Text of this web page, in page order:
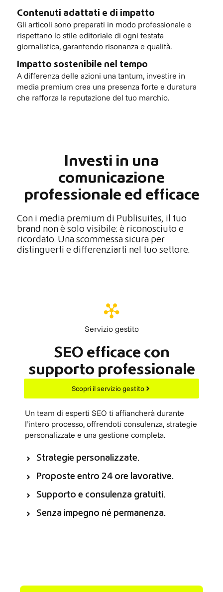
Contenuti adattati e di impatto
Gli articoli sono preparati in modo professionale e
rispettano lo stile editoriale di ogni testata
giornalistica, garantendo risonanza e qualità.
Impatto sostenibile nel tempo
A differenza delle azioni una tantum, investire in
media premium crea una presenza forte e duratura
che rafforza la reputazione del tuo marchio.
Investi in una
comunicazione
professionale ed efficace
Con i media premium di Publisuites, il tuo
brand non è solo visibile: è riconosciuto e
ricordato. Una scommessa sicura per
distinguerti e differenziarti nel tuo settore.
Servizio gestito
SEO efficace con
supporto professionale
Scopri il servizio gestito
Un team di esperti SEO ti affiancherà durante
l’intero processo, offrendoti consulenza, strategie
personalizzate e una gestione completa.
Strategie personalizzate.
Proposte entro 24 ore lavorative.
Supporto e consulenza gratuiti.
Senza impegno né permanenza.